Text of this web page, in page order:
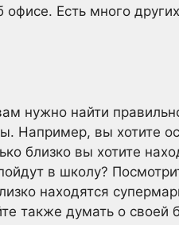
Есть много
нужно найти
Например, вы хотите
близко вы хотите
в школу?
находятся
также думать о своей